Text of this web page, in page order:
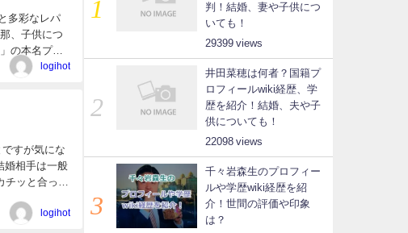
多彩なレパ
、子供につ
の本名プロ
logihot
すが気にな
婚相手は一般
ッと合って
logihot
判！結婚、妻や子供につ
いても！
29399
井田菜穂は何者？国籍プ
ロフィールwiki経歴、学
歴を紹介！結婚、夫や子
供についても！
22098
千々岩森生のプロフィー
ルや学歴wiki経歴を紹
介！世間の評価や印象
は？